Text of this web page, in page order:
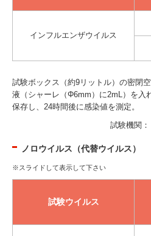
インフルエンザウイルス
試験ボックス（約9リットル）の密閉
液（シャーレ（Φ6mm）に2mL）を入
保存し、24時間後に感染値を測定。
試験機関
ノロウイルス（代替ウイルス）
試験ウイルス